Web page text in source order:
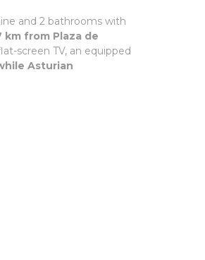
and 2 bathrooms with
from Plaza de
screen TV, an equipped
Asturian